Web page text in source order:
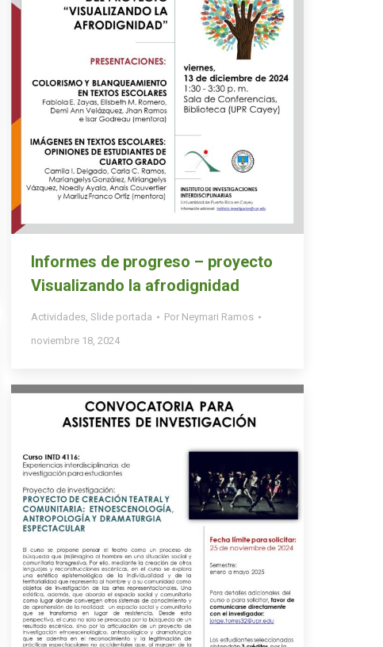
Informes de progreso – proyecto
Visualizando la afrodignidad
Actividades, Slide portada Por Neymari Ramos
noviembre 18, 2024